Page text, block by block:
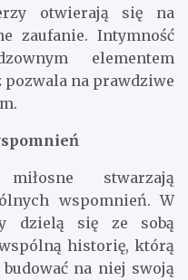
otwierają się na
zaufanie. Intymność
elementem
na prawdziwe
stwarzają
wspomnień. W
dzielą się ze sobą
historię, którą
na niej swoją